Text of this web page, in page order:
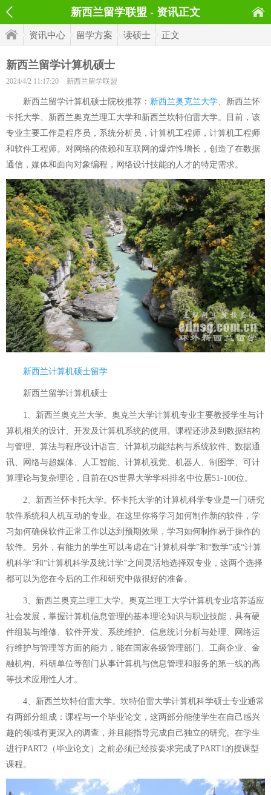
新西兰留学联盟 - 资讯正文
资讯中心 留学方案 读硕士 正文
新西兰留学计算机硕士
2024/4/2 11:17:20 新西兰留学联盟
新西兰留学计算机硕士院校推荐： 新西兰奥克兰大学、新西兰怀
卡托大学、新西兰奥克兰理工大学和新西兰坎特伯雷大学。目前，该
专业主要工作是程序员，系统分析员，计算机工程师，计算机工程师
和软件工程师。对网络的依赖和互联网的爆炸性增长，创造了在数据
通信，媒体和面向对象编程，网络设计技能的人才的特定需求。
新西兰计算机硕士留学
新西兰留学计算机硕士
1、新西兰奥克兰大学。奥克兰大学计算机专业主要教授学生与计
算机相关的设计、开发及计算机系统的使用。课程还涉及到数据结构
与管理、算法与程序设计语言、计算机功能结构与系统软件、数据通
讯、网络与超媒体、人工智能、计算机视觉、机器人、制图学、可计
算理论与复杂理论，目前在QS世界大学学科排名中位居51-100位。
2、新西兰怀卡托大学。怀卡托大学的计算机科学专业是一门研究
软件系统和人机互动的专业。在这里你将学习如何制作新的软件，学
习如何确保软件正常工作以达到预期效果，学习如何制作易于操作的
软件。另外，有能力的学生可以考虑在“计算机科学”和“数学”或“计算
机科学”和“计算机科学及统计学”之间灵活地选择双专业，这两个选择
都可以为您在今后的工作和研究中做很好的准备。
3、新西兰奥克兰理工大学。奥克兰理工大学计算机专业培养适应
社会发展，掌握计算机信息管理的基本理论知识与职业技能，具有硬
件组装与维修、软件开发、系统维护、信息统计分析与处理、网络运
行维护与管理等方面的能力，能在国家各级管理部门、工商企业、金
融机构、科研单位等部门从事计算机与信息管理和服务的第一线的高
等技术应用性人才。
4、新西兰坎特伯雷大学。坎特伯雷大学计算机科学硕士专业通常
有两部分组成：课程与一个毕业论文，这两部分能使学生在自己感兴
趣的领域有更深入的调查，并且能指导完成自己独立的研究。在学生
进行PART2（毕业论文）之前必须已经按要求完成了PART1的授课型
课程。